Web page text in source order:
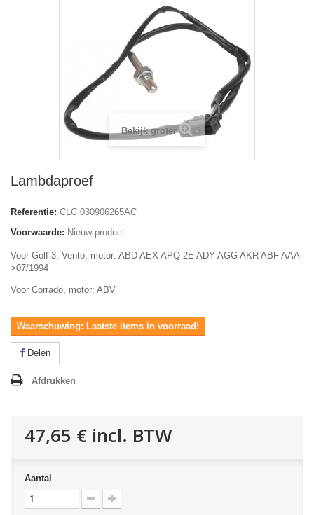
Bekijk groter
Lambdaproef
Referentie: CLC 030906265AC
Voorwaarde: Nieuw product
Voor Golf 3, Vento, motor: ABD AEX APQ 2E ADY AGG AKR ABF AAA-
>07/1994
Voor Corrado, motor: ABV
Waarschuwing: Laatste items in voorraad!
Delen
Afdrukken
47,65 € incl. BTW
Aantal